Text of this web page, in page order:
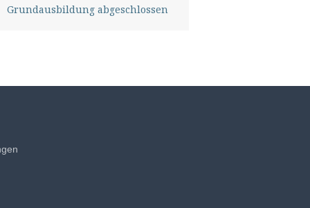
Grundausbildung abgeschlossen